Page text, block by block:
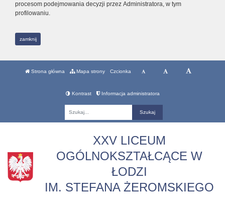
procesom podejmowania decyzji przez Administratora, w tym
profilowaniu.
zamknij
Strona główna Mapa strony Czcionka
Kontrast Informacja administratora
XXV LICEUM
OGÓLNOKSZTAŁCĄCE W
ŁODZI
IM. STEFANA ŻEROMSKIEGO